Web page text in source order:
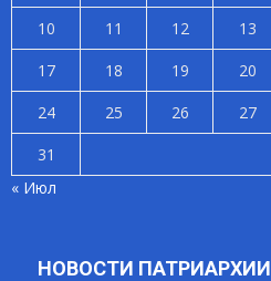
10
11 12 13
17
18 19 20
24
25 26 27
31
« Июл
НОВОСТИ ПАТРИАРХИИ